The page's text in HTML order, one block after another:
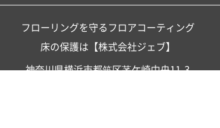
フローリングを守るフロアコーティング
床の保護は【株式会社ジェブ】
神奈川県横浜市都筑区茅ケ崎中央11-3